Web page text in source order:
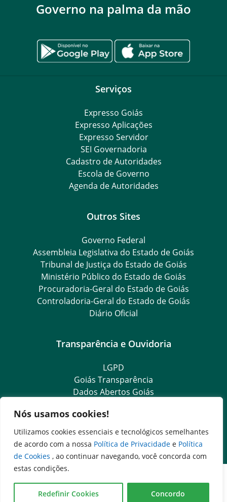
Nós usamos cookies!
Utilizamos cookies essenciais e tecnológicos semelhantes
de acordo com a nossa Política de Privacidade e Política
de Cookies , ao continuar navegando, você concorda com
estas condições.
Redefinir Cookies Concordo
Governo na palma da mão
Serviços
Expresso Goiás
Expresso Aplicações
Expresso Servidor
SEI Governadoria
Cadastro de Autoridades
Escola de Governo
Agenda de Autoridades
Outros Sites
Governo Federal
Assembleia Legislativa do Estado de Goiás
Tribunal de Justiça do Estado de Goiás
Ministério Público do Estado de Goiás
Procuradoria-Geral do Estado de Goiás
Controladoria-Geral do Estado de Goiás
Diário Oficial
Transparência e Ouvidoria
LGPD
Goiás Transparência
Dados Abertos Goiás
e-SIC – Serviço Eletrônico de Informação ao Cidadão
Ouvidoria Setorial (Expresso)
Ouvidoria Setorial (Presencial)